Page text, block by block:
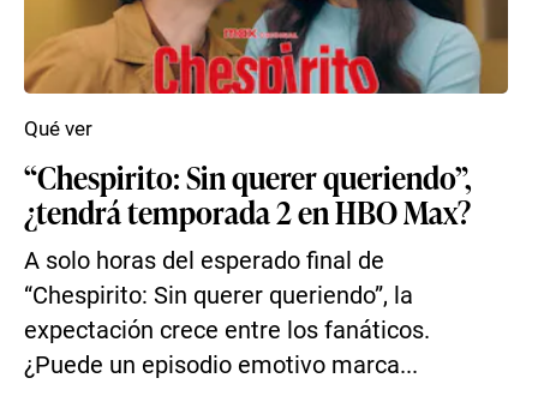
“Chespirito: Sin querer queriendo”,
¿tendrá temporada 2 en HBO Max?
A solo horas del esperado final de
“Chespirito: Sin querer queriendo”, la
expectación crece entre los fanáticos.
¿Puede un episodio emotivo marca...
Qué ver